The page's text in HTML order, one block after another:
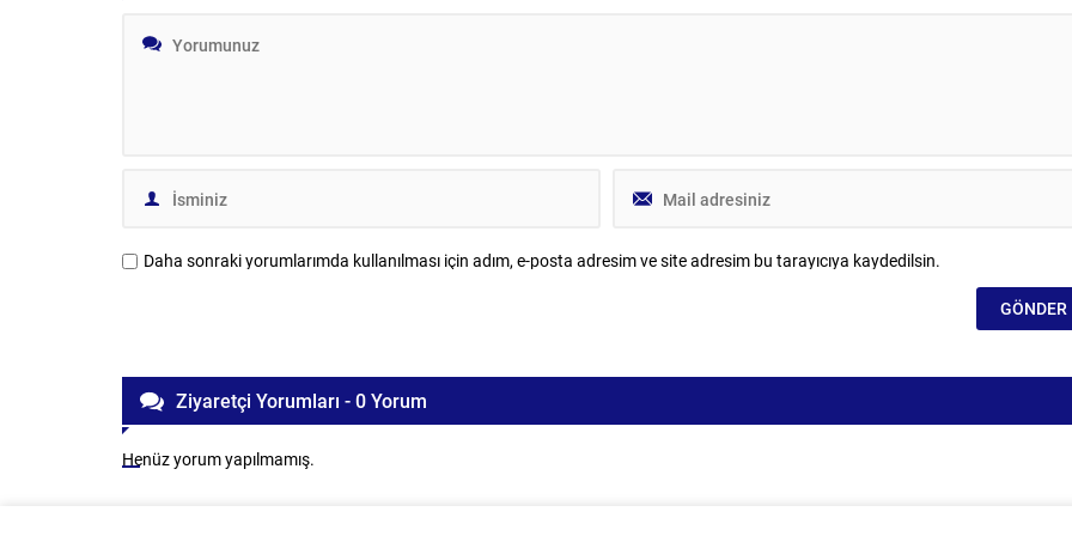
Daha sonraki yorumlarımda kullanılması için adım, e-posta adresim ve site adresim bu tarayıcıya kaydedilsin.
Ziyaretçi Yorumları - 0 Yorum
Henüz yorum yapılmamış.